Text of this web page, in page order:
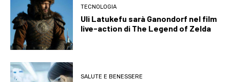
TECNOLOGIA
Uli Latukefu sarà Ganondorf nel film
live-action di The Legend of Zelda
SALUTE E BENESSERE